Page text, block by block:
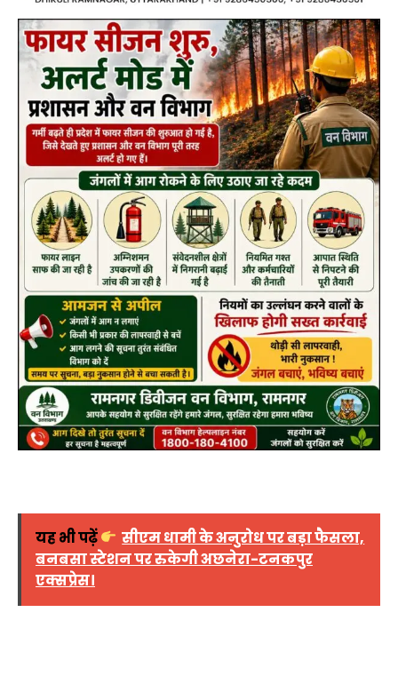
यह भी पढ़ें
सीएम धामी के अनुरोध पर बड़ा फैसला,
बनबसा स्टेशन पर रुकेगी अछनेरा-टनकपुर
एक्सप्रेस।